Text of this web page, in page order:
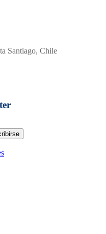
Santiago, Chile